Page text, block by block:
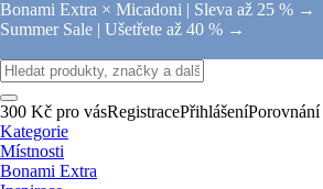
Bonami Extra × Micadoni | Sleva až 25 % →
Summer Sale | Ušetřete až 40 % →
300 Kč pro vásRegistracePřihlášeníPorovnání
Kategorie
Místnosti
Bonami Extra